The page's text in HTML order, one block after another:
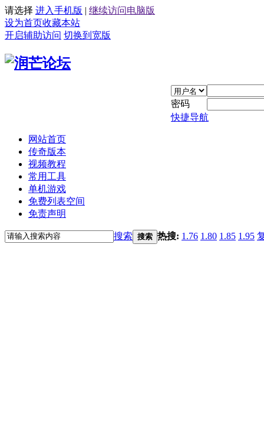
请选择 进入手机版 | 继续访问电脑版
设为首页收藏本站
开启辅助访问 切换到宽版
密码
快捷导航
网站首页
传奇版本
视频教程
常用工具
单机游戏
免费列表空间
免责声明
搜索 搜索 热搜: 1.76 1.80 1.85 1.95